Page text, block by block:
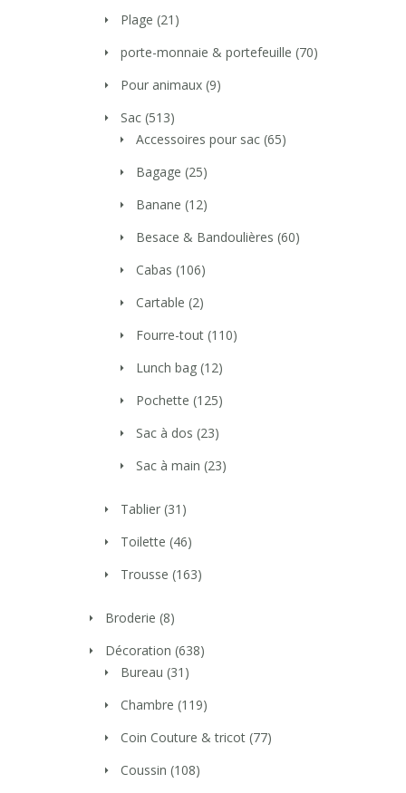
Plage (21)
porte-monnaie & portefeuille (70)
Pour animaux (9)
Sac (513)
Accessoires pour sac (65)
Bagage (25)
Banane (12)
Besace & Bandoulières (60)
Cabas (106)
Cartable (2)
Fourre-tout (110)
Lunch bag (12)
Pochette (125)
Sac à dos (23)
Sac à main (23)
Tablier (31)
Toilette (46)
Trousse (163)
Broderie (8)
Décoration (638)
Bureau (31)
Chambre (119)
Coin Couture & tricot (77)
Coussin (108)